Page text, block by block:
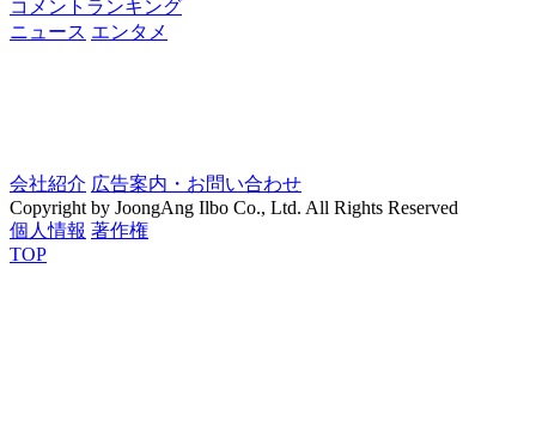
コメントランキング
ニュース エンタメ
会社紹介 広告案内・お問い合わせ
Copyright by JoongAng Ilbo Co., Ltd. All Rights Reserved
個人情報 著作権
TOP